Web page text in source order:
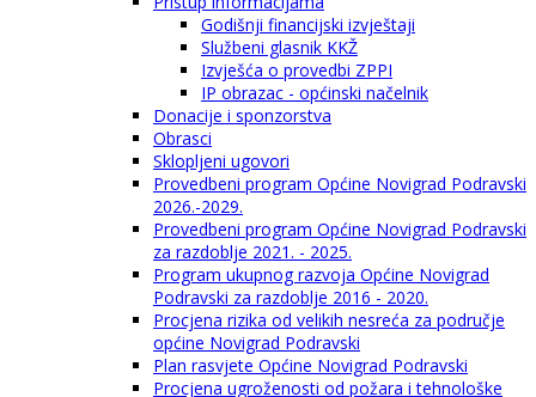
Godišnji financijski izvještaji
Službeni glasnik KKŽ
Izvješća o provedbi ZPPI
IP obrazac - općinski načelnik
Donacije i sponzorstva
Obrasci
Sklopljeni ugovori
Provedbeni program Općine Novigrad Podravski
2026.-2029.
Provedbeni program Općine Novigrad Podravski
za razdoblje 2021. - 2025.
Program ukupnog razvoja Općine Novigrad
Podravski za razdoblje 2016 - 2020.
Procjena rizika od velikih nesreća za područje
općine Novigrad Podravski
Plan rasvjete Općine Novigrad Podravski
Procjena ugroženosti od požara i tehnološke